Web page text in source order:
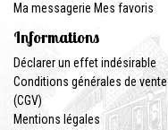
Ma messagerie Mes favoris
Informations
Déclarer un effet indésirable
Conditions générales de vente
(CGV)
Mentions légales